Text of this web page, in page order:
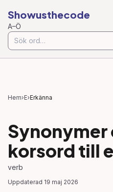
Showusthecode
A–Ö
Hem›E›Erkänna
Synonymer
korsord till
verb
Uppdaterad 19 maj 2026